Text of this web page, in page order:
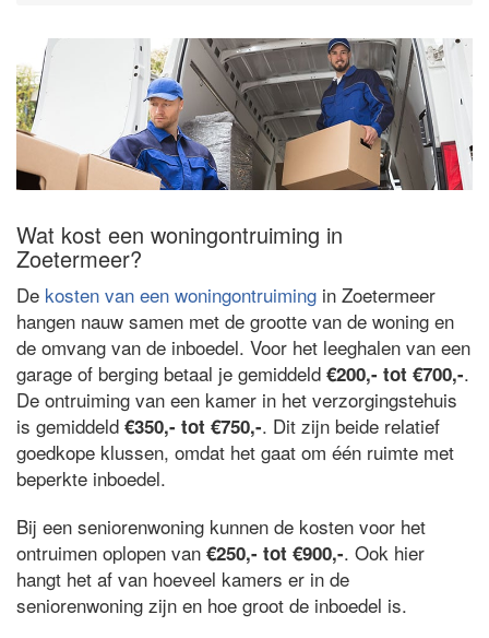
Wat kost een woningontruiming in
Zoetermeer?
De kosten van een woningontruiming in Zoetermeer
hangen nauw samen met de grootte van de woning en
de omvang van de inboedel. Voor het leeghalen van een
garage of berging betaal je gemiddeld €200,- tot €700,-.
De ontruiming van een kamer in het verzorgingstehuis
is gemiddeld €350,- tot €750,-. Dit zijn beide relatief
goedkope klussen, omdat het gaat om één ruimte met
beperkte inboedel.
Bij een seniorenwoning kunnen de kosten voor het
ontruimen oplopen van €250,- tot €900,-. Ook hier
hangt het af van hoeveel kamers er in de
seniorenwoning zijn en hoe groot de inboedel is.